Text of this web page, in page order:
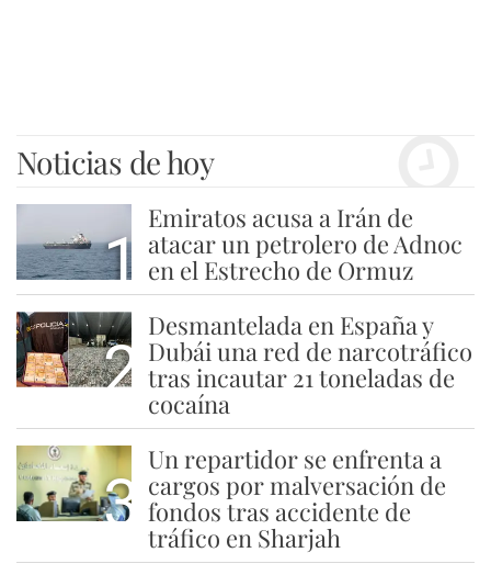
Noticias de hoy
1
Emiratos acusa a Irán de
atacar un petrolero de Adnoc
en el Estrecho de Ormuz
2
Desmantelada en España y
Dubái una red de narcotráfico
tras incautar 21 toneladas de
cocaína
3
Un repartidor se enfrenta a
cargos por malversación de
fondos tras accidente de
tráfico en Sharjah